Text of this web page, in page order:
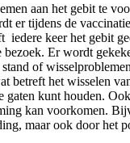
aan het gebit te
er tijdens de
iedere keer het gebit
bezoek. Er wordt
of
betreft het wisselen
gaten kunt houden.
kan voorkomen.
maar ook door het